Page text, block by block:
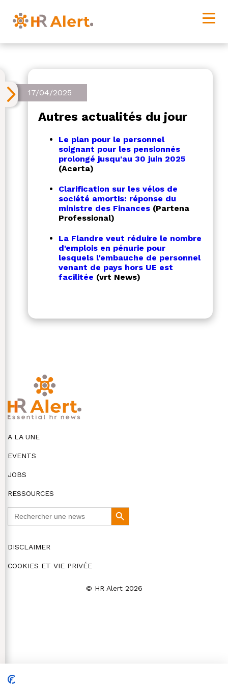
17/04/2025
Autres actualités du jour
Le plan pour le personnel
soignant pour les pensionnés
prolongé jusqu'au 30 juin 2025
(Acerta)
Clarification sur les vélos de
société amortis: réponse du
ministre des Finances (Partena
Professional)
La Flandre veut réduire le nombre
d'emplois en pénurie pour
lesquels l'embauche de personnel
venant de pays hors UE est
facilitée (vrt News)
A LA UNE
EVENTS
JOBS
RESSOURCES
Search
Button
DISCLAIMER
COOKIES ET VIE PRIVÉE
© HR Alert 2026